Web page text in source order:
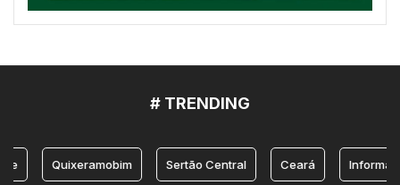
# TRENDING
Quixeramobim Sertão Central Ceará Informação